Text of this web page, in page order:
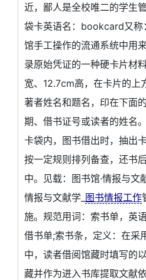
近，鄙人是全校唯二的学生
袋卡英语名：bookcard又称
馆手工操作的流通系统中用
录原始凭证的一种硬卡片材
宽、12.7cm高，在卡片的上
著者姓名和题名，印在下面
期、借书证号或读者的姓名
卡袋内，图书借出时，抽出
按一定规则排列备查，还书
中。见载：图书馆·情报与文
情报与文献学_ 图书情报工作
施。规范用词：索书单，英
借书单;索书条，定义：在采
中，读者借阅馆藏时填写的
藏并作为进入书库提取文献